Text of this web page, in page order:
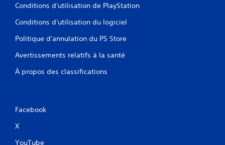
Conditions d'utilisation de PlayStation
Conditions d'utilisation du logiciel
Politique d'annulation du PS Store
Avertissements relatifs à la santé
À propos des classifications
Facebook
X
YouTube